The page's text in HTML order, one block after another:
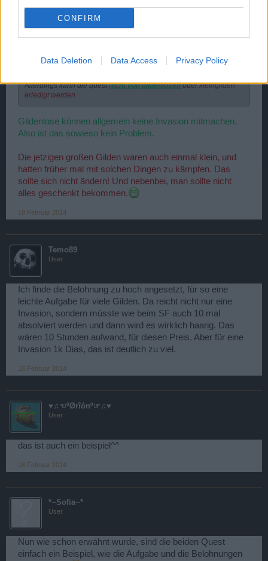
CONFIRM
Data Deletion Data Access Privacy Policy
*☦α.ς.ε☦*
User
Allerdings kann die questnicht von gildenlosenoderkleingilden
erledigt werden
Gildenlose können allgemein keine Invasion mitmachen.
Also ist das sowieso kein Problem.
Die jetzigen großen Gilden waren auch einmal klein, und
hatten früher mal mit solchen Dingen zu kämpfen. Das
sollte sich nicht ändern! Und nebenbei, man sollte nicht
alles geschenkt bekommen.
18 Februar 2014
Temo89
User
Ich finde die Belohnung zu hoch angesetzt, für so eine
leichte Aufgabe für viele Gilden. Da reicht nicht nur eine
Invasion, sondern müsste wie beim SF auch 10 mal
absolviert werden und dann wird es wirklich haarig. Das
wären 10 Stunden aufwand, für diesen Preis. Aber für eine
Invasion 1k Dias, das ist deutlich zu viel.
18 Februar 2014
♥♫☜ºØrîónº☞♫♥
User
das ist auch ein beispiel^^
18 Februar 2014
*~Sofia~*
User
Nun wie schon erwähnt wurde, sind die beiden Quest
einfach ein Beispiel, wie die Aufgabe und die Belohnungen